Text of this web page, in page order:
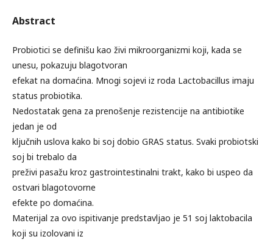
Abstract
Probiotici se definišu kao živi mikroorganizmi koji, kada se
unesu, pokazuju blagotvoran
efekat na domaćina. Mnogi sojevi iz roda Lactobacillus imaju
status probiotika.
Nedostatak gena za prenošenje rezistencije na antibiotike
jedan je od
ključnih uslova kako bi soj dobio GRAS status. Svaki probiotski
soj bi trebalo da
preživi pasažu kroz gastrointestinalni trakt, kako bi uspeo da
ostvari blagotovorne
efekte po domaćina.
Materijal za ovo ispitivanje predstavljao je 51 soj laktobacila
koji su izolovani iz